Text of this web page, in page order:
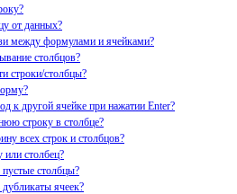
от данных?
между формулами и ячейками?
столбцов?
строки/столбцы?
к другой ячейке при нажатии Enter?
строку в столбце?
всех строк и столбцов?
или столбец?
столбцы?
ячеек?